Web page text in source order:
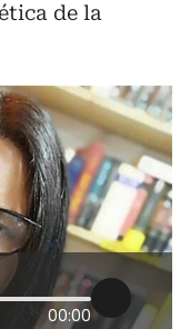
de la
00:00